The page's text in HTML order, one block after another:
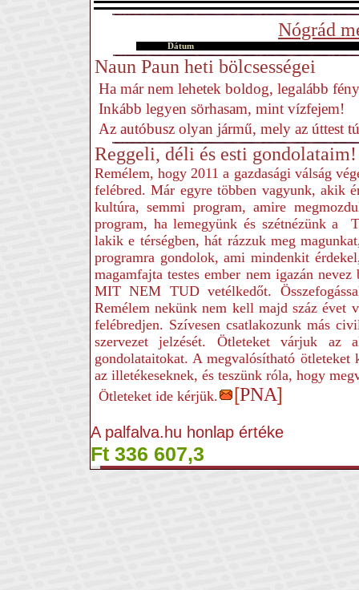
Nógrád
Dátum
Naun Paun heti bölcsességei
Ha már nem lehetek boldog, legalább
Inkább legyen sörhasam, mint vízfejem!
Az autóbusz olyan jármű, mely az úttest
Reggeli, déli és esti gondolataim!
Remélem, hogy 2011 a gazdasági válság
felébred. Már egyre többen vagyunk, akik
kultúra, semmi program, amire
program, ha lemegyünk és szétnézünk a
lakik e térségben, hát rázzuk meg
programra gondolok, ami mindenkit
magamfajta testes ember nem igazán
MIT NEM TUD vetélkedőt.
Remélem nekünk nem kell majd száz évet
felébredjen. Szívesen csatlakozunk más
szervezet jelzését. Ötleteket várjuk az
gondolataitokat. A megvalósítható
az illetékeseknek, és teszünk róla, hogy
Ötleteket ide kérjük.
[PNA]
A palfalva.hu honlap értéke
Ft 336 607,3